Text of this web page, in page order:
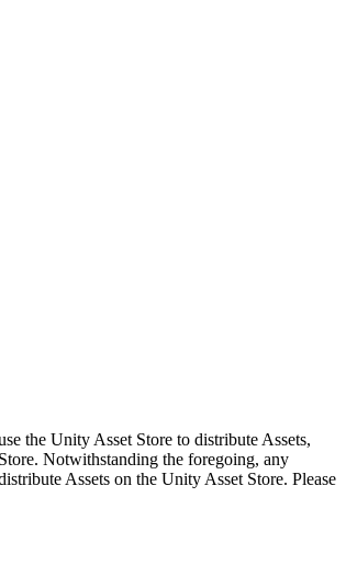
the Unity Asset Store to distribute Assets,
Notwithstanding the foregoing, any
Assets on the Unity Asset Store. Please